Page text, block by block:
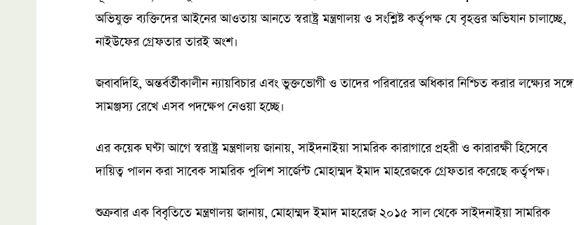
অভিযুক্ত ব্যক্তিদের আইনের আওতায় আনতে স্বরাষ্ট্র মন্ত্রণালয় ও সংশ্লিষ্ট কর্তৃপক্ষ যে বৃহত্তর অভিযান চালাচ্ছে,
নাইউফের গ্রেফতার তারই অংশ।
জবাবদিহি, অন্তর্বর্তীকালীন ন্যায়বিচার এবং ভুক্তভোগী ও তাদের পরিবারের অধিকার নিশ্চিত করার লক্ষ্যের সঙ্গে
সামঞ্জস্য রেখে এসব পদক্ষেপ নেওয়া হচ্ছে।
এর কয়েক ঘণ্টা আগে স্বরাষ্ট্র মন্ত্রণালয় জানায়, সাইদনাইয়া সামরিক কারাগারে প্রহরী ও কারারক্ষী হিসেবে
দায়িত্ব পালন করা সাবেক সামরিক পুলিশ সার্জেন্ট মোহাম্মদ ইমাদ মাহরেজকে গ্রেফতার করেছে কর্তৃপক্ষ।
শুক্রবার এক বিবৃতিতে মন্ত্রণালয় জানায়, মোহাম্মদ ইমাদ মাহরেজ ২০১৫ সাল থেকে সাইদনাইয়া সামরিক